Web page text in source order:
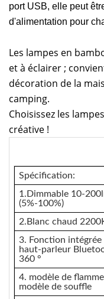
port USB, elle peut
d'alimentation pour
Les lampes en
et à éclairer ;
décoration de la
camping.
Choisissez les
créative !
Spécification:
1.Dimmable 10-
(5%-100%)
2.Blanc chaud
3. Fonction intégrée
haut-parleur
360 °
4. modèle de
modèle de souffle